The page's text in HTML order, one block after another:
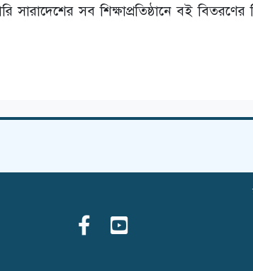
সারাদেশের সব শিক্ষাপ্রতিষ্ঠানে বই বিতরণের